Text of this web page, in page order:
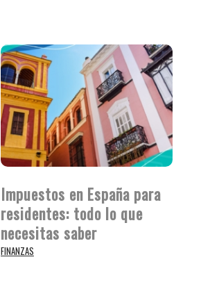
Impuestos en España para
residentes: todo lo que
necesitas saber
FINANZAS